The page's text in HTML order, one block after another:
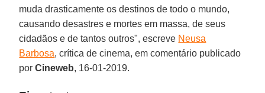
muda drasticamente os destinos de todo o mundo,
causando desastres e mortes em massa, de seus
cidadãos e de tantos outros", escreve Neusa
Barbosa, crítica de cinema, em comentário publicado
porCineweb, 16-01-2019.